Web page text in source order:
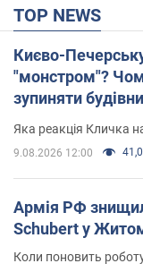
TOP NEWS
Києво-
"монстром"?
зупиняти
вірянина"
Яка реакція Кличка
9.08.2026 12:00
Армія РФ
Schubert у
Коли поновить